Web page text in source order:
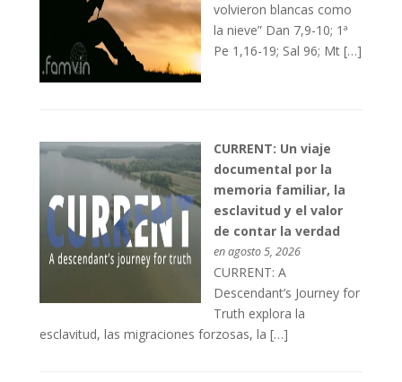
volvieron blancas como
la nieve” Dan 7,9-10; 1ª
Pe 1,16-19; Sal 96; Mt […]
CURRENT: Un viaje
documental por la
memoria familiar, la
esclavitud y el valor
de contar la verdad
en agosto 5, 2026
CURRENT: A
Descendant’s Journey for
Truth explora la
esclavitud, las migraciones forzosas, la […]